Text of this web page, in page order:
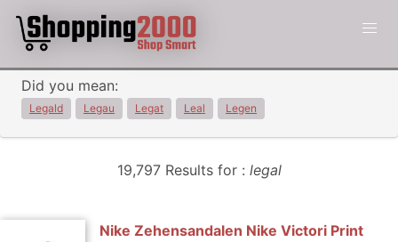
Did you mean:
Legald Legau Legat Leal Legen
19,797 Results for : legal
Nike Zehensandalen Nike Victori Print